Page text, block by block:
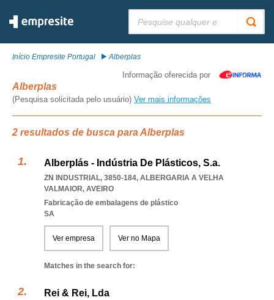
Início Empresite Portugal Alberplas
Informação oferecida por
Alberplas
(Pesquisa solicitada pelo usuário) Ver mais informações
2 resultados de busca para Alberplas
Alberplás - Indústria De Plásticos, S.a.
ZN INDUSTRIAL, 3850-184, ALBERGARIA A VELHA
VALMAIOR, AVEIRO
Fabricação de embalagens de plástico
SA
Ver empresa Ver no Mapa
Matches in the search for:
Rei & Rei, Lda